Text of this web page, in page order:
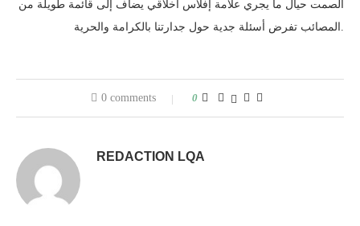
الصمت حيال ما يجري علامة إفلاس أخلاقي يضاف إلى قائمة طويلة من
المصائب تفرض أسئلة جدية حول جدارتنا بالكرامة والحرية.
0 comments 0
REDACTION LQA